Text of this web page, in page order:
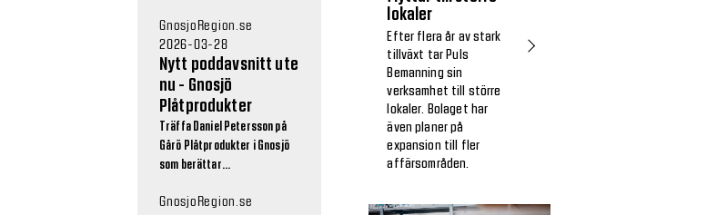
GnosjoRegion.se
2026-03-28
Nytt poddavsnitt ute
nu - Gnosjö
Plåtprodukter
Träffa Daniel Petersson på
Gårö Plåtprodukter i Gnosjö
som berättar...
GnosjoRegion.se
lokaler
Efter flera år av stark
tillväxt tar Puls
Bemanning sin
verksamhet till större
lokaler. Bolaget har
även planer på
expansion till fler
affärsområden.